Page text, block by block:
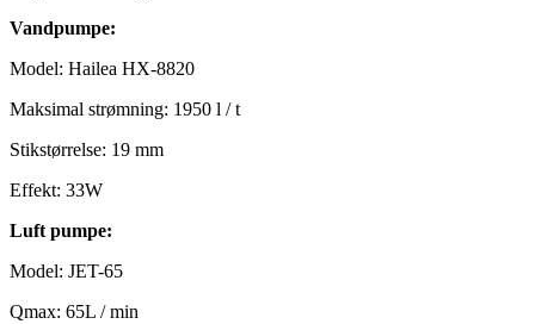
Vandpumpe:
Model: Hailea HX-8820
Maksimal strømning: 1950 l / t
Stikstørrelse: 19 mm
Effekt: 33W
Luft pumpe:
Model: JET-65
Qmax: 65L / min